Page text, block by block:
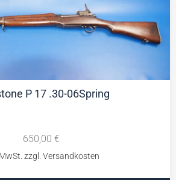
P 17 .30-06Spring
650,00 €